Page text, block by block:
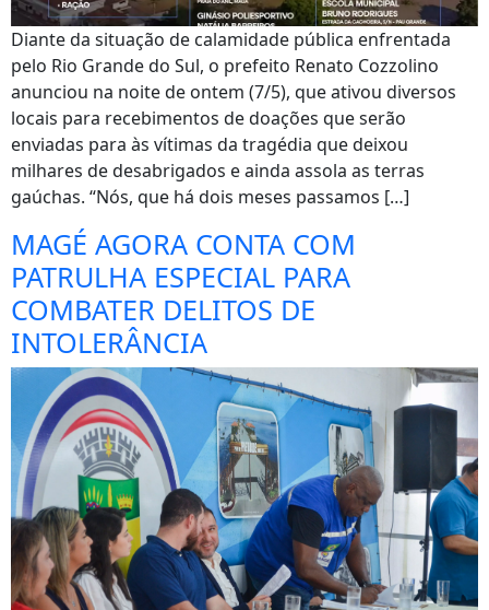
Diante da situação de calamidade pública enfrentada
pelo Rio Grande do Sul, o prefeito Renato Cozzolino
anunciou na noite de ontem (7/5), que ativou diversos
locais para recebimentos de doações que serão
enviadas para às vítimas da tragédia que deixou
milhares de desabrigados e ainda assola as terras
gaúchas. “Nós, que há dois meses passamos […]
MAGÉ AGORA CONTA COM
PATRULHA ESPECIAL PARA
COMBATER DELITOS DE
INTOLERÂNCIA